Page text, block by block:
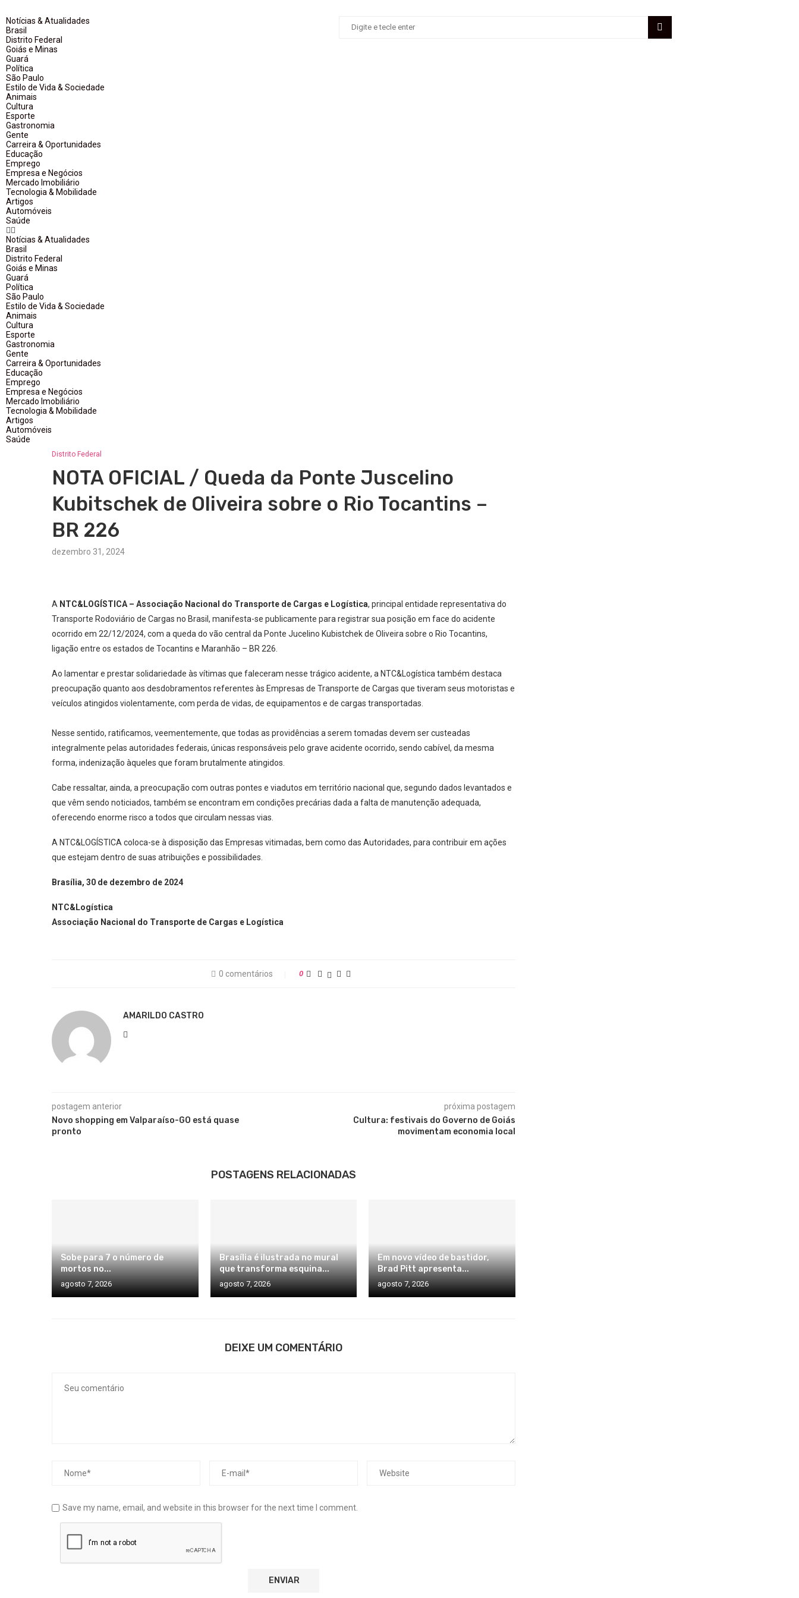
Notícias & Atualidades
Brasil
Distrito Federal
Goiás e Minas
Guará
Política
São Paulo
Estilo de Vida & Sociedade
Animais
Cultura
Esporte
Gastronomia
Gente
Carreira & Oportunidades
Educação
Emprego
Empresa e Negócios
Mercado Imobiliário
Tecnologia & Mobilidade
Artigos
Automóveis
Saúde
Notícias & Atualidades
Brasil
Distrito Federal
Goiás e Minas
Guará
Política
São Paulo
Estilo de Vida & Sociedade
Animais
Cultura
Esporte
Gastronomia
Gente
Carreira & Oportunidades
Educação
Emprego
Empresa e Negócios
Mercado Imobiliário
Tecnologia & Mobilidade
Artigos
Automóveis
Saúde
Distrito Federal
NOTA OFICIAL / Queda da Ponte Juscelino
Kubitschek de Oliveira sobre o Rio Tocantins –
BR 226
dezembro 31, 2024
A NTC&LOGÍSTICA – Associação Nacional do Transporte de Cargas e Logística, principal entidade representativa do
Transporte Rodoviário de Cargas no Brasil, manifesta-se publicamente para registrar sua posição em face do acidente
ocorrido em 22/12/2024, com a queda do vão central da Ponte Jucelino Kubistchek de Oliveira sobre o Rio Tocantins,
ligação entre os estados de Tocantins e Maranhão – BR 226.
Ao lamentar e prestar solidariedade às vítimas que faleceram nesse trágico acidente, a NTC&Logística também destaca
preocupação quanto aos desdobramentos referentes às Empresas de Transporte de Cargas que tiveram seus motoristas e
veículos atingidos violentamente, com perda de vidas, de equipamentos e de cargas transportadas.
Nesse sentido, ratificamos, veementemente, que todas as providências a serem tomadas devem ser custeadas
integralmente pelas autoridades federais, únicas responsáveis pelo grave acidente ocorrido, sendo cabível, da mesma
forma, indenização àqueles que foram brutalmente atingidos.
Cabe ressaltar, ainda, a preocupação com outras pontes e viadutos em território nacional que, segundo dados levantados e
que vêm sendo noticiados, também se encontram em condições precárias dada a falta de manutenção adequada,
oferecendo enorme risco a todos que circulam nessas vias.
A NTC&LOGÍSTICA coloca-se à disposição das Empresas vitimadas, bem como das Autoridades, para contribuir em ações
que estejam dentro de suas atribuições e possibilidades.
Brasília, 30 de dezembro de 2024
NTC&Logística
Associação Nacional do Transporte de Cargas e Logística
0 comentários 0
AMARILDO CASTRO
postagem anterior
Novo shopping em Valparaíso-GO está quase
pronto
próxima postagem
Cultura: festivais do Governo de Goiás
movimentam economia local
POSTAGENS RELACIONADAS
Sobe para 7 o número de
mortos no...
agosto 7, 2026
Brasília é ilustrada no mural
que transforma esquina...
agosto 7, 2026
Em novo vídeo de bastidor,
Brad Pitt apresenta...
agosto 7, 2026
DEIXE UM COMENTÁRIO
Save my name, email, and website in this browser for the next time I comment.